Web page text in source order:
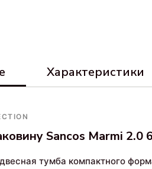
Характеристики
Sancos Marmi 2.0
тумба компактного